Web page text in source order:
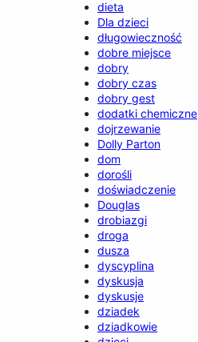
dieta
Dla dzieci
długowieczność
dobre miejsce
dobry
dobry czas
dobry gest
dodatki chemiczne
dojrzewanie
Dolly Parton
dom
dorośli
doświadczenie
Douglas
drobiazgi
droga
dusza
dyscyplina
dyskusja
dyskusje
dziadek
dziadkowie